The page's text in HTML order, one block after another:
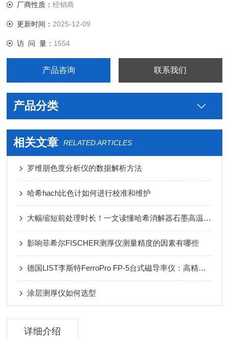
厂商性质：经销商
更新时间： 2025-12-09
访 问 量： 1554
产品咨询 联系我们
产品分类
相关文章 RELATED ARTICLES
罗维朋色度分析仪的数据解析方法
哈希hach比色计如何进行校准和维护
大幅缩短前处理时长！一文读懂哈希消解器石墨高温消解原理
影响菲希尔FISCHER测厚仪测量精度的因素有哪些
德国LIST李斯特FerroPro FP-5台式磁导率仪：高精度检测，助力材料质量把控
涂层测厚仪如何选型
详细介绍